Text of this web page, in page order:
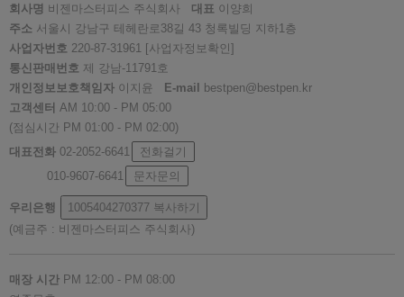
회사명 비젠마스터피스 주식회사 대표 이양희
주소 서울시 강남구 테헤란로38길 43 청록빌딩 지하1층
사업자번호 220-87-31961 [사업자정보확인]
통신판매번호 제 강남-11791호
개인정보보호책임자 이지윤 E-mail bestpen@bestpen.kr
고객센터 AM 10:00 - PM 05:00
(점심시간 PM 01:00 - PM 02:00)
대표전화 02-2052-6641
전화걸기
010-9607-6641
문자문의
우리은행 1005404270377 복사하기
(예금주 : 비젠마스터피스 주식회사)
매장 시간 PM 12:00 - PM 08:00